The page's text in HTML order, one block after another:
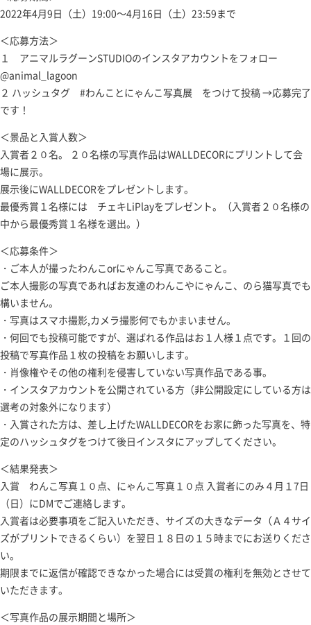
2022年4月9日（土）19:00～4月16日（土）23:59まで
＜応募方法＞
１ アニマルラグーンSTUDIOのインスタアカウントをフォロー
@animal_lagoon
２ ハッシュタグ #わんことにゃんこ写真展 をつけて投稿 →応募完了
です！
＜景品と入賞人数＞
入賞者２０名。 ２０名様の写真作品はWALLDECORにプリントして会
場に展示。
展示後にWALLDECORをプレゼントします。
最優秀賞１名様には チェキLiPlayをプレゼント。（入賞者２０名様の
中から最優秀賞１名様を選出。）
＜応募条件＞
・ご本人が撮ったわんこorにゃんこ写真であること。
ご本人撮影の写真であればお友達のわんこやにゃんこ、のら猫写真でも
構いません。
・写真はスマホ撮影,カメラ撮影何でもかまいません。
・何回でも投稿可能ですが、選ばれる作品はお１人様１点です。１回の
投稿で写真作品１枚の投稿をお願いします。
・肖像権やその他の権利を侵害していない写真作品である事。
・インスタアカウントを公開されている方（非公開設定にしている方は
選考の対象外になります）
・入賞された方は、差し上げたWALLDECORをお家に飾った写真を、特
定のハッシュタグをつけて後日インスタにアップしてください。
＜結果発表＞
入賞 わんこ写真１０点、にゃんこ写真１０点 入賞者にのみ４月１7日
（日）にDMでご連絡します。
入賞者は必要事項をご記入いただき、サイズの大きなデータ（Ａ４サイ
ズがプリントできるくらい）を翌日１８日の１５時までにお送りくださ
い。
期限までに返信が確認できなかった場合には受賞の権利を無効とさせて
いただきます。
＜写真作品の展示期間と場所＞